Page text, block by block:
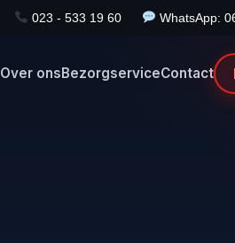
023 - 533 19 60 WhatsApp:
Over onsBezorgserviceContact